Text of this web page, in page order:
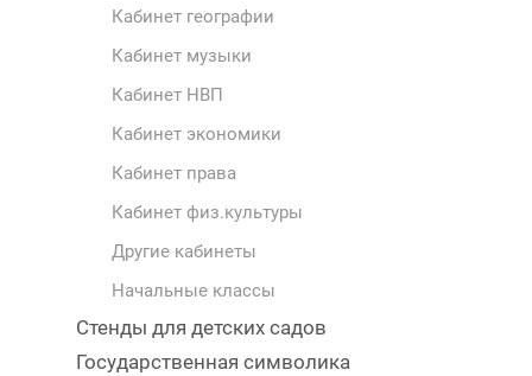
Кабинет географии
Кабинет музыки
Кабинет НВП
Кабинет экономики
Кабинет права
Кабинет физ.культуры
Другие кабинеты
Начальные классы
Стенды для детских садов
Государственная символика